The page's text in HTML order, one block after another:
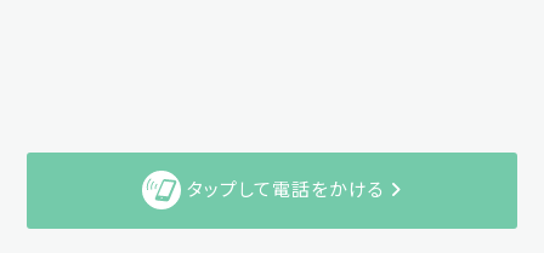
タップして電話をかける